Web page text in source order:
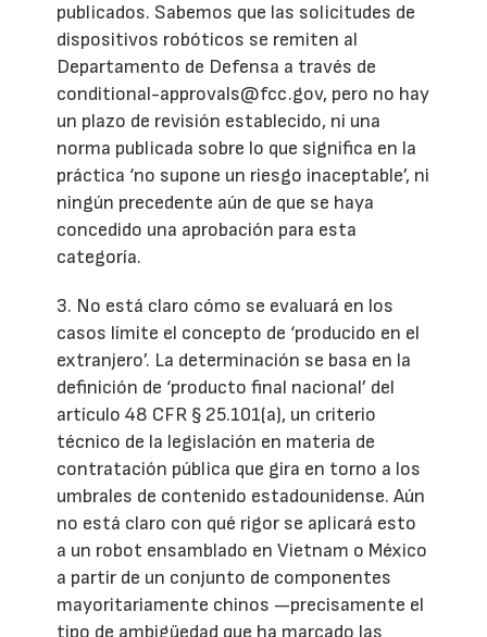
publicados. Sabemos que las solicitudes de
dispositivos robóticos se remiten al
Departamento de Defensa a través de
conditional-approvals@fcc.gov, pero no hay
un plazo de revisión establecido, ni una
norma publicada sobre lo que significa en la
práctica ‘no supone un riesgo inaceptable’, ni
ningún precedente aún de que se haya
concedido una aprobación para esta
categoría.
3. No está claro cómo se evaluará en los
casos límite el concepto de ‘producido en el
extranjero’. La determinación se basa en la
definición de ‘producto final nacional’ del
artículo 48 CFR § 25.101(a), un criterio
técnico de la legislación en materia de
contratación pública que gira en torno a los
umbrales de contenido estadounidense. Aún
no está claro con qué rigor se aplicará esto
a un robot ensamblado en Vietnam o México
a partir de un conjunto de componentes
mayoritariamente chinos —precisamente el
tipo de ambigüedad que ha marcado las